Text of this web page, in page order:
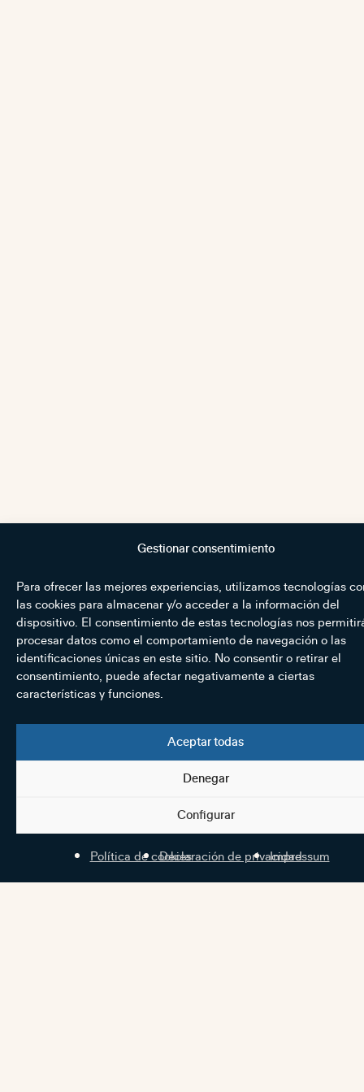
Gestionar consentimiento
Para ofrecer las mejores experiencias, utilizamos tecnologías
las cookies para almacenar y/o acceder a la información del
dispositivo. El consentimiento de estas tecnologías nos
procesar datos como el comportamiento de navegación o las
identificaciones únicas en este sitio. No consentir o retirar el
consentimiento, puede afectar negativamente a ciertas
características y funciones.
Aceptar todas
Denegar
Configurar
Política de cookiesDeclaración de privacidad
Impressum